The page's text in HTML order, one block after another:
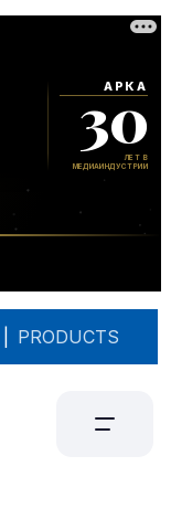
PRODUCTS